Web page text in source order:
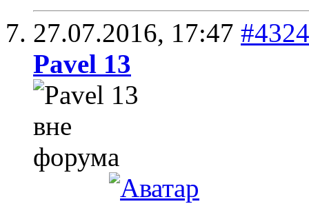
27.07.2016, 17:47 #4324
Pavel 13